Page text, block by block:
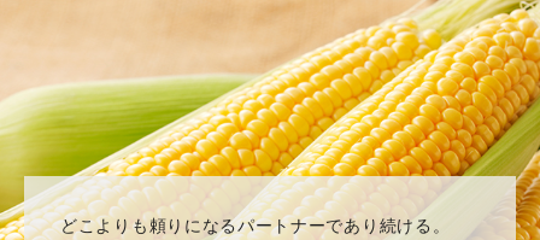
どこよりも頼りになるパートナーであり続ける。